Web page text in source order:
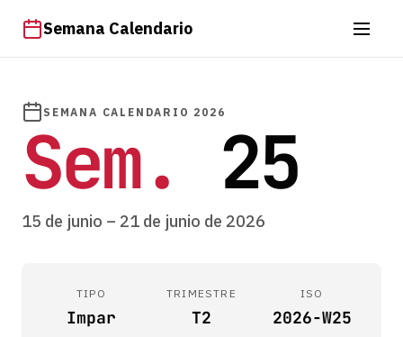
Semana Calendario
SEMANA CALENDARIO 2026
Sem. 25
15 de junio – 21 de junio de 2026
TIPO
Impar
TRIMESTRE
T2
ISO
2026-W25